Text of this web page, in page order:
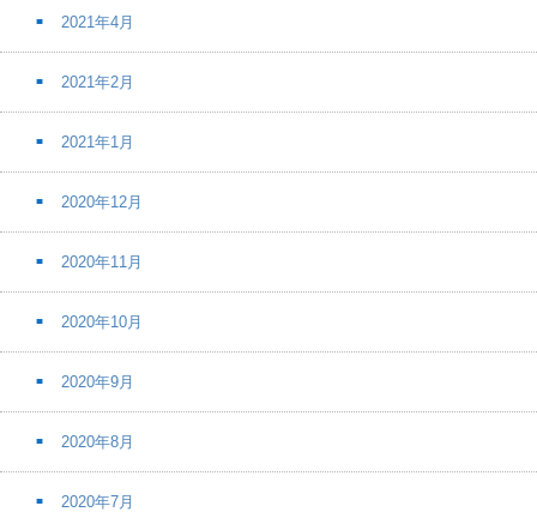
2021年4月
2021年2月
2021年1月
2020年12月
2020年11月
2020年10月
2020年9月
2020年8月
2020年7月